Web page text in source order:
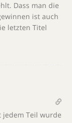
Dass man die
ist auch
letzten Titel
jedem Teil wurde